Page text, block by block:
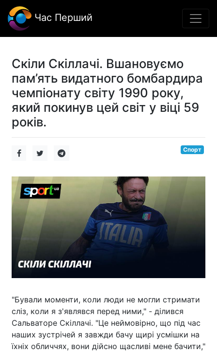
Час Перший
Скіли Скіллачі. Вшановуємо
пам’ять видатного бомбардира
чемпіонату світу 1990 року,
який покинув цей світ у віці 59
років.
Спорт
"Бували моменти, коли люди не могли стримати
сліз, коли я з'являвся перед ними," - ділився
Сальваторе Скіллачі. "Це неймовірно, що під час
наших зустрічей я завжди бачу щирі усмішки на
їхніх обличчях, вони дійсно щасливі мене бачити,"